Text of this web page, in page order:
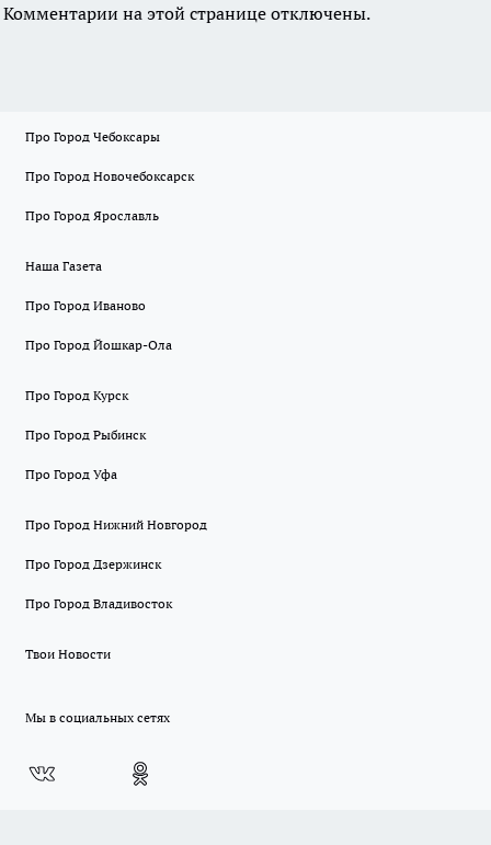
Комментарии на этой странице отключены.
Про Город Чебоксары
Про Город Новочебоксарск
Про Город Ярославль
Наша Газета
Про Город Иваново
Про Город Йошкар-Ола
Про Город Курск
Про Город Рыбинск
Про Город Уфа
Про Город Нижний Новгород
Про Город Дзержинск
Про Город Владивосток
Твои Новости
Мы в социальных сетях